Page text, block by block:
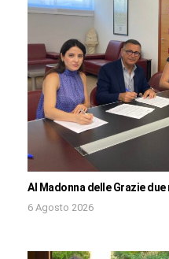
Al Madonna delle Grazie
6 Agosto 2026